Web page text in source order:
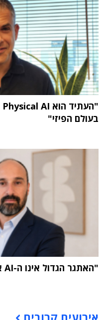
בעולם הפיזי"
"האתגר הגדול אינו ה-AI אלא הטמעתה בארגון"
אירועים קרובים